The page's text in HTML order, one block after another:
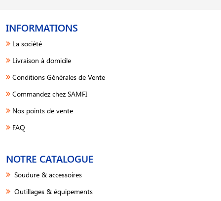
INFORMATIONS
La société
Livraison à domicile
Conditions Générales de Vente
Commandez chez SAMFI
Nos points de vente
FAQ
NOTRE CATALOGUE
Soudure & accessoires
Outillages & équipements